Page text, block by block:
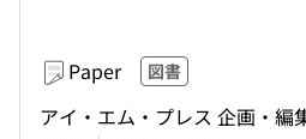
Paper 図書
アイ・エム・プレス 企画・編